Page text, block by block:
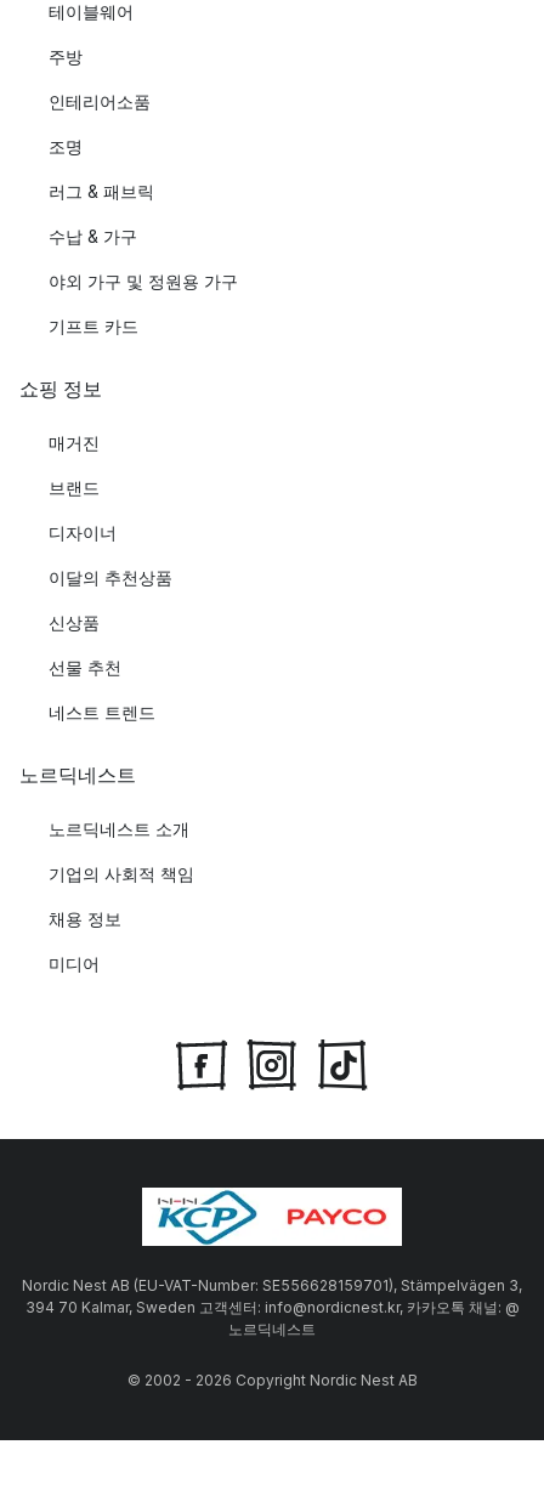
테이블웨어
주방
인테리어소품
조명
러그 & 패브릭
수납 & 가구
야외 가구 및 정원용 가구
기프트 카드
쇼핑 정보
매거진
브랜드
디자이너
이달의 추천상품
신상품
선물 추천
네스트 트렌드
노르딕네스트
노르딕네스트 소개
기업의 사회적 책임
채용 정보
미디어
Nordic Nest AB (EU-VAT-Number: SE556628159701), Stämpelvägen 3,
394 70 Kalmar, Sweden 고객센터: info@nordicnest.kr, 카카오톡 채널: @
노르딕네스트
© 2002 - 2026 Copyright Nordic Nest AB